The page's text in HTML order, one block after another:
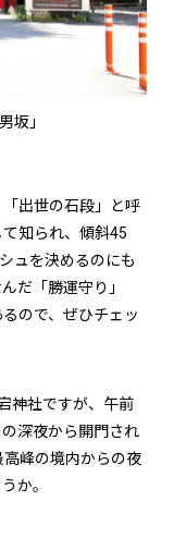
坂」
出世の石段」と呼
知られ、傾斜45
ュを決めるのにも
だ「勝運守り」
ので、ぜひチェッ
神社ですが、午前
深夜から開門され
峰の境内からの夜
か。